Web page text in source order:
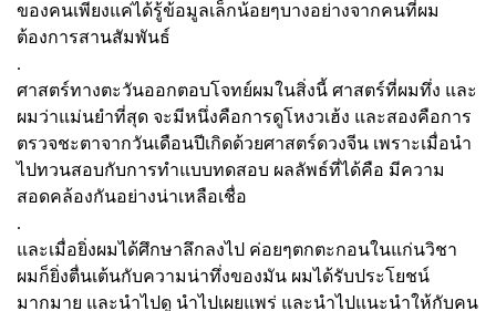
ของคนเพียงแค่ได้รู้ข้อมูลเล็กน้อยๆบางอย่างจากคนที่ผม
ต้องการสานสัมพันธ์
.
ศาสตร์ทางตะวันออกตอบโจทย์ผมในสิ่งนี้ ศาสตร์ที่ผมทึ่ง และ
ผมว่าแม่นยำที่สุด จะมีหนึ่งคือการดูโหงวเฮ้ง และสองคือการ
ตรวจชะตาจากวันเดือนปีเกิดด้วยศาสตร์ดวงจีน เพราะเมื่อนำ
ไปทวนสอบกับการทำแบบทดสอบ ผลลัพธ์ที่ได้คือ มีความ
สอดคล้องกันอย่างน่าเหลือเชื่อ
.
และเมื่อยิ่งผมได้ศึกษาลึกลงไป ค่อยๆตกตะกอนในแก่นวิชา
ผมก็ยิ่งตื่นเต้นกับความน่าทึ่งของมัน ผมได้รับประโยชน์
มากมาย และนำไปดู นำไปเผยแพร่ และนำไปแนะนำให้กับคน